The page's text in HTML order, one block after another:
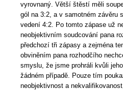
vyrovnaný. Větší štěstí měli
gól na 3:2, a v samotném závěru
vedení 4:2. Po tomto zápase už
neobjektivním soudcování pana
předchozí tři zápasy a zejména
obviněním pana rozhodčího
smyslu, že jsme prohráli kvůli
žádném případě. Pouze tím
neobjektivnost a